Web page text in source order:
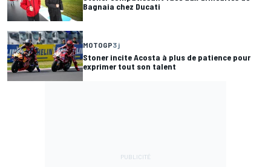
Bagnaia chez Ducati
MOTOGP3 j
Stoner incite Acosta à plus de patience pour
exprimer tout son talent